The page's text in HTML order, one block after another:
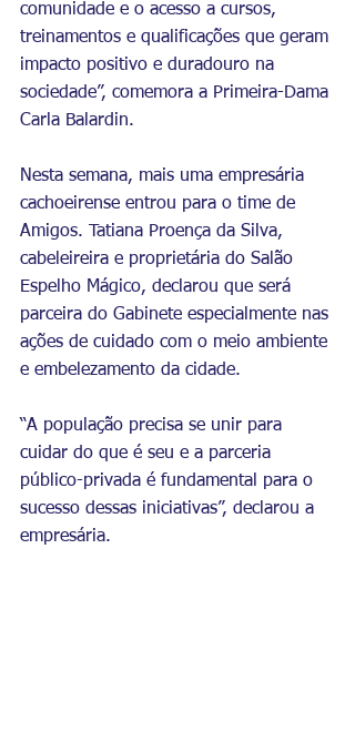
comunidade e o acesso a cursos,
treinamentos e qualificações que geram
impacto positivo e duradouro na
sociedade”, comemora a Primeira-Dama
Carla Balardin.
Nesta semana, mais uma empresária
cachoeirense entrou para o time de
Amigos. Tatiana Proença da Silva,
cabeleireira e proprietária do Salão
Espelho Mágico, declarou que será
parceira do Gabinete especialmente nas
ações de cuidado com o meio ambiente
e embelezamento da cidade.
“A população precisa se unir para
cuidar do que é seu e a parceria
público-privada é fundamental para o
sucesso dessas iniciativas”, declarou a
empresária.